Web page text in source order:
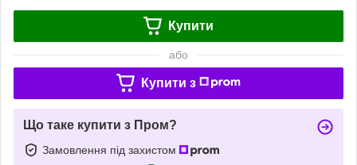
Купити
або
Купити з
Що таке купити з Пром?
Замовлення під захистом